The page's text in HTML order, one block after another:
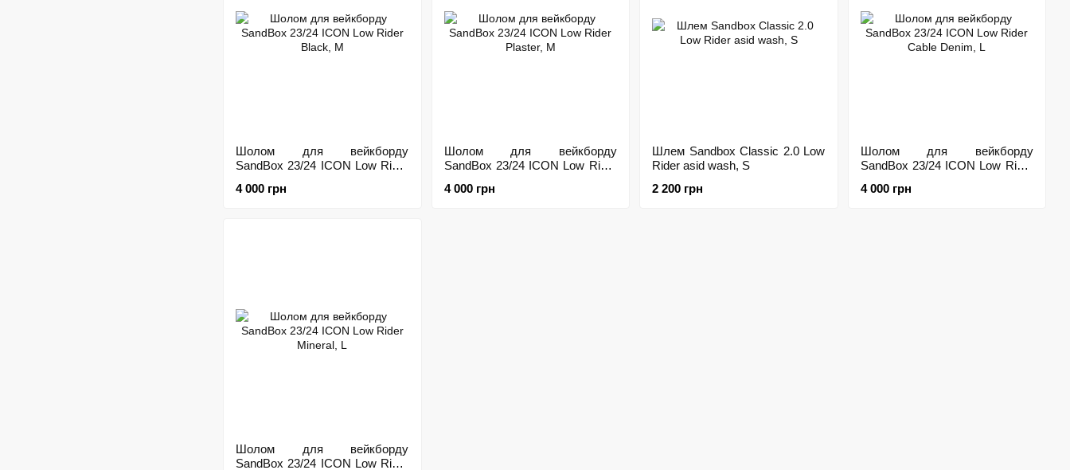
Шолом для вейкборду
SandBox 23/24 ICON Low Rider
4 000 грн
Шолом для вейкборду
SandBox 23/24 ICON Low Rider
4 000 грн
Шлем Sandbox Classic 2.0 Low
Rider asid wash, S
2 200 грн
Шолом для вейкборду
SandBox 23/24 ICON Low Rider
4 000 грн
Шолом для вейкборду
SandBox 23/24 ICON Low Rider